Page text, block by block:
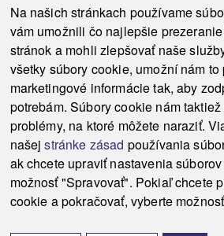
Na našich stránkach používame
vám umožnili čo najlepšie
stránok a mohli zlepšovať naše
všetky súbory cookie, umožní nám
marketingové informácie tak, aby
potrebám. Súbory cookie nám
problémy, na ktoré môžete naraziť.
našejstránke zásad používania
ak chcete upraviť nastavenia
možnosť "Spravovať". Pokiaľ chcete
cookie a pokračovať, vyberte
Odoslať
© 2021-2026 ku.sk. Všetky práva vyhradené.
Vyhlásenie o prístupnosti |
This site is protected by reCAPTCHA and the Google
Service
apply.